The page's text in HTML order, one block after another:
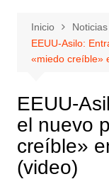
Inicio
Noticias
EEUU-Asilo:
«miedo creíble»
EEUU-
el nuevo
creíble»
(video)